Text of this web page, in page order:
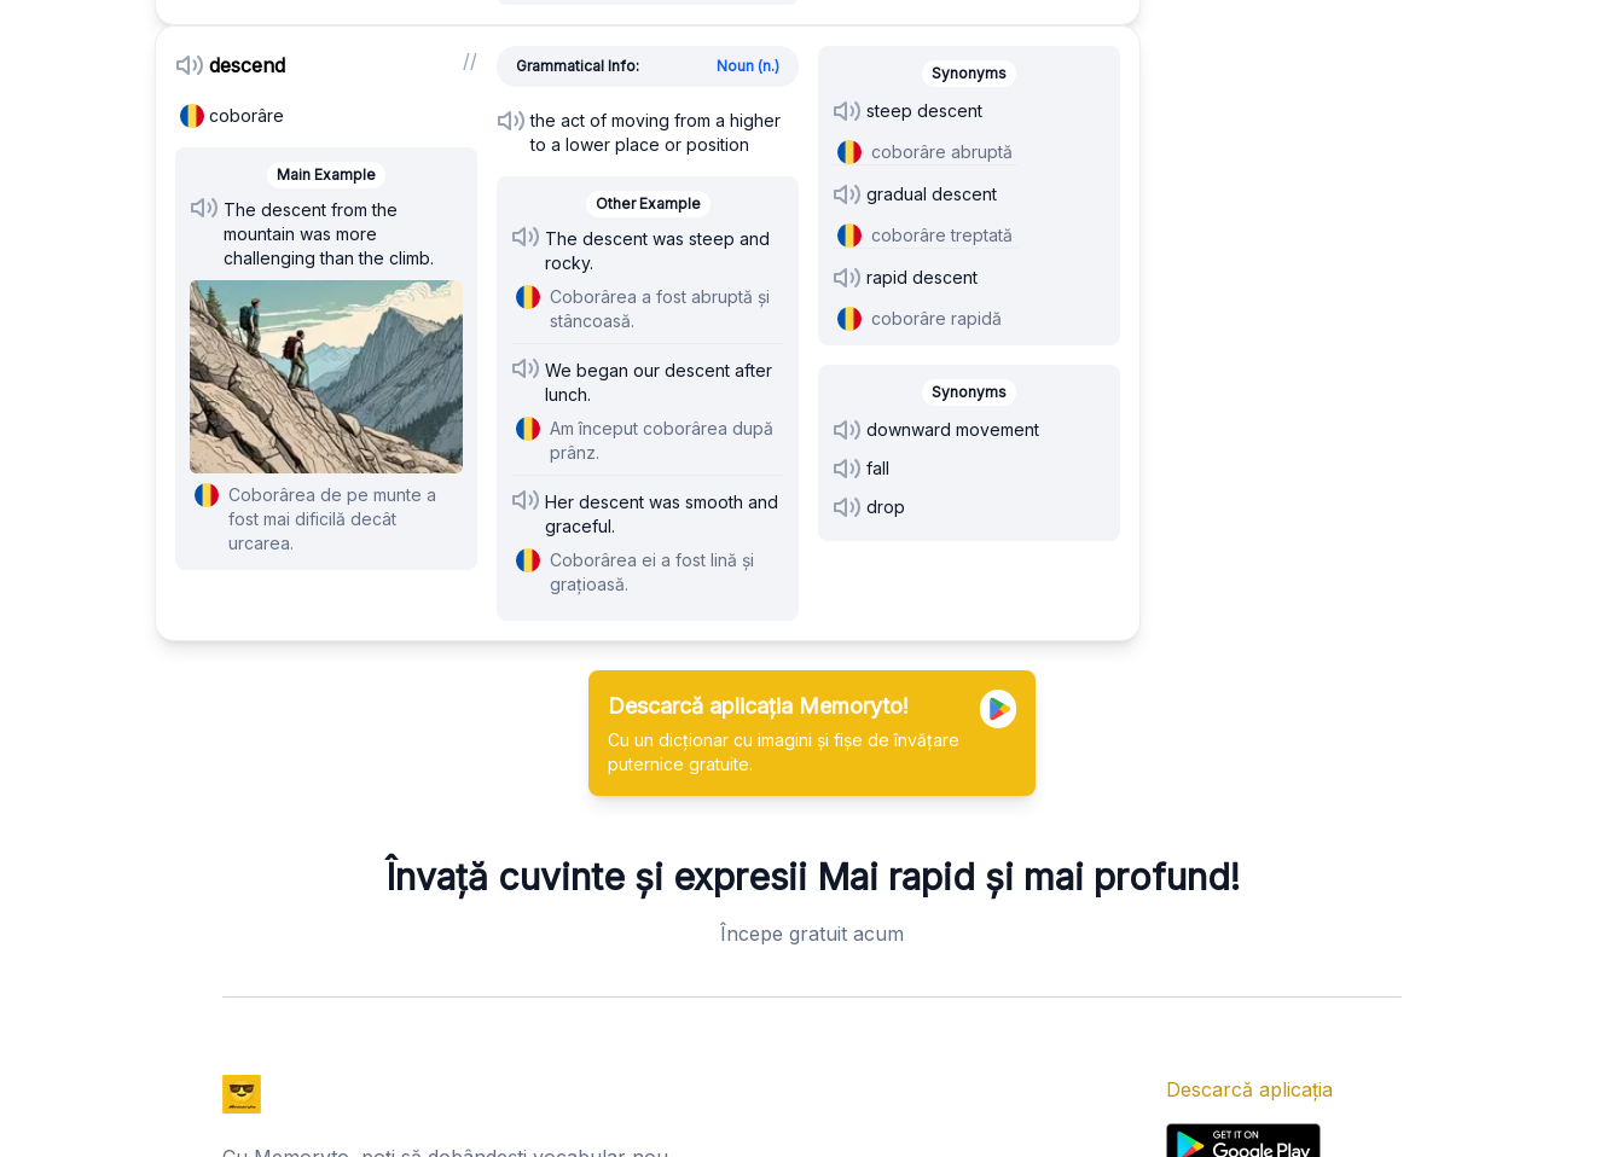
descend //
coborâre
Main Example
The descent from the
mountain was more
challenging than the climb.
Coborârea de pe munte a
fost mai dificilă decât
urcarea.
Grammatical Info: Noun (n.)
the act of moving from a higher
to a lower place or position
Other Example
The descent was steep and
rocky.
Coborârea a fost abruptă și
stâncoasă.
We began our descent after
lunch.
Am început coborârea după
prânz.
Her descent was smooth and
graceful.
Coborârea ei a fost lină și
grațioasă.
Synonyms
steep descent
coborâre abruptă
gradual descent
coborâre treptată
rapid descent
coborâre rapidă
Synonyms
downward movement
fall
drop
Descarcă aplicația Memoryto!
Cu un dicționar cu imagini și fișe de învățare
puternice gratuite.
Învață cuvinte și expresii Mai rapid și mai profund!
Începe gratuit acum
Descarcă aplicația